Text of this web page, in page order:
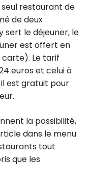
restaurant de
de deux
sert le déjeuner, le
est offert en
Le tarif
euros et celui à
est gratuit pour
la possibilité,
dans le menu
tout
que les